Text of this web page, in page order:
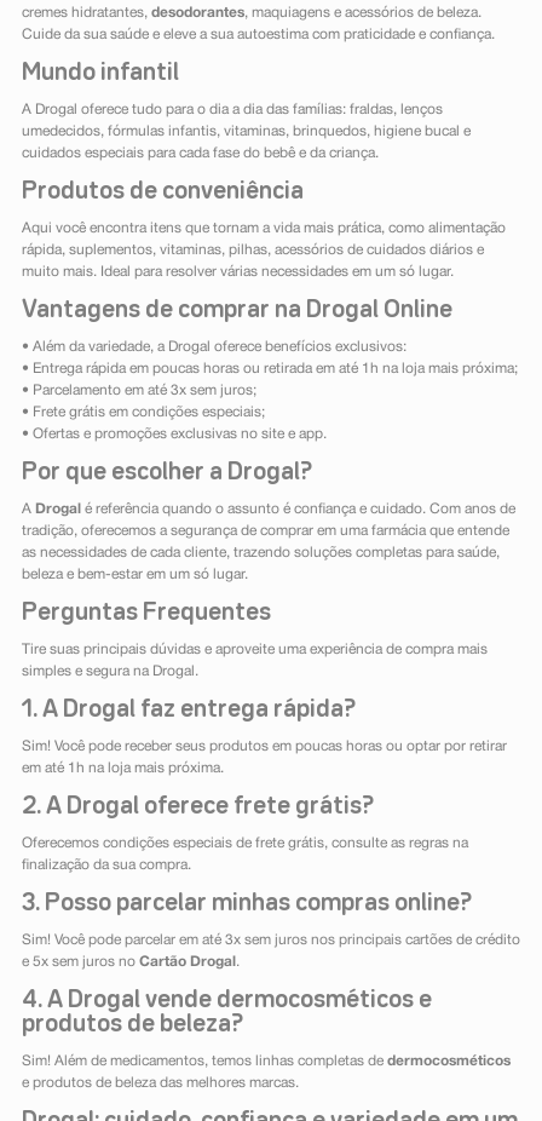
cremes hidratantes, desodorantes, maquiagens e acessórios de beleza.
Cuide da sua saúde e eleve a sua autoestima com praticidade e confiança.
Mundo infantil
A Drogal oferece tudo para o dia a dia das famílias: fraldas, lenços
umedecidos, fórmulas infantis, vitaminas, brinquedos, higiene bucal e
cuidados especiais para cada fase do bebê e da criança.
Produtos de conveniência
Aqui você encontra itens que tornam a vida mais prática, como alimentação
rápida, suplementos, vitaminas, pilhas, acessórios de cuidados diários e
muito mais. Ideal para resolver várias necessidades em um só lugar.
Vantagens de comprar na Drogal Online
• Além da variedade, a Drogal oferece benefícios exclusivos:
• Entrega rápida em poucas horas ou retirada em até 1h na loja mais próxima;
• Parcelamento em até 3x sem juros;
• Frete grátis em condições especiais;
• Ofertas e promoções exclusivas no site e app.
Por que escolher a Drogal?
A Drogal é referência quando o assunto é confiança e cuidado. Com anos de
tradição, oferecemos a segurança de comprar em uma farmácia que entende
as necessidades de cada cliente, trazendo soluções completas para saúde,
beleza e bem-estar em um só lugar.
Perguntas Frequentes
Tire suas principais dúvidas e aproveite uma experiência de compra mais
simples e segura na Drogal.
1. A Drogal faz entrega rápida?
Sim! Você pode receber seus produtos em poucas horas ou optar por retirar
em até 1h na loja mais próxima.
2. A Drogal oferece frete grátis?
Oferecemos condições especiais de frete grátis, consulte as regras na
finalização da sua compra.
3. Posso parcelar minhas compras online?
Sim! Você pode parcelar em até 3x sem juros nos principais cartões de crédito
e 5x sem juros no Cartão Drogal .
4. A Drogal vende dermocosméticos e
produtos de beleza?
Sim! Além de medicamentos, temos linhas completas de dermocosméticos
e produtos de beleza das melhores marcas.